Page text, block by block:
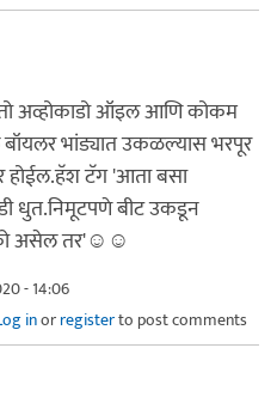
अव्होकाडो ऑइल आणि कोकम
भांड्यात उकळल्यास भरपूर
होईल.हॅश टॅग 'आता बसा
धुत.निमूटपणे बीट उकडून
असेल तर'☺️☺️
- 14:06
inorregisterto post comments